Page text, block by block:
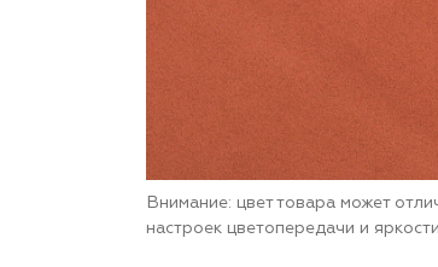
Внимание: цвет товара может
настроек цветопередачи и